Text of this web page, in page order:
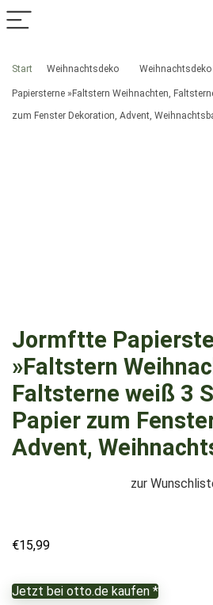
Start Weihnachtsdeko Weihnachtsdeko
Papiersterne »Faltstern Weihnachten,
zum Fenster Dekoration, Advent,
Jormftte
»Faltstern
Faltsterne weiß 3
Papier zum
Advent,
zur
€15,99
Jetzt bei otto.de kaufen *